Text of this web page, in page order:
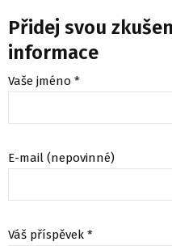
Přidej svou
informace
Vaše jméno *
E-mail (nepovinné)
Váš příspěvek *